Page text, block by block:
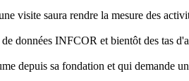
visite saura rendre la mesure des
données INFCOR et bientôt des tas
depuis sa fondation et qui demande